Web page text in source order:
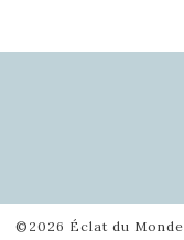
©2026 Éclat du Monde